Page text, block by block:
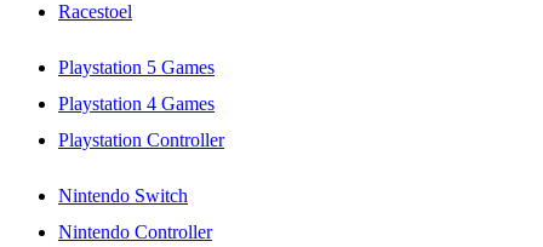
Racestoel
Playstation 5 Games
Playstation 4 Games
Playstation Controller
Nintendo Switch
Nintendo Controller